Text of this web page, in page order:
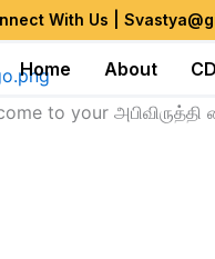
With Us |
Home About
to your